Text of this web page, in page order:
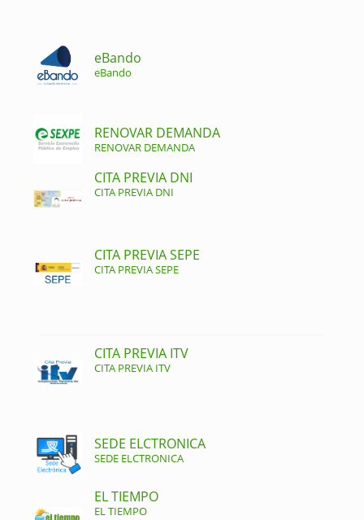
eBando
eBando
RENOVAR DEMANDA
RENOVAR DEMANDA
CITA PREVIA DNI
CITA PREVIA DNI
CITA PREVIA SEPE
CITA PREVIA SEPE
CITA PREVIA ITV
CITA PREVIA ITV
SEDE ELCTRONICA
SEDE ELCTRONICA
EL TIEMPO
EL TIEMPO